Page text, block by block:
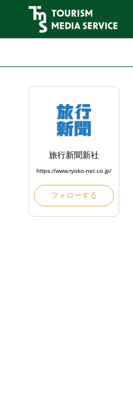
旅行新聞新社
https://www.ryoko-net.co.jp/
フォローする